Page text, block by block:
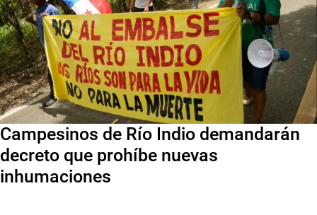
Campesinos de Río Indio demandarán
decreto que prohíbe nuevas
inhumaciones